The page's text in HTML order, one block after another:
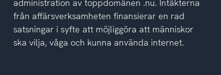
administration av toppdomänen .nu. Intäkterna
från affärsverksamheten finansierar en rad
satsningar i syfte att möjliggöra att människor
ska vilja, våga och kunna använda internet.